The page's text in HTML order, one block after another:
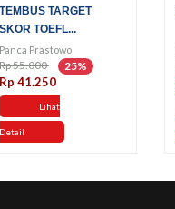
TEMBUS TARGET
SKOR TOEFL...
Panca Prastowo
Rp 55.000 25%
Rp 41.250
Lihat
Detail